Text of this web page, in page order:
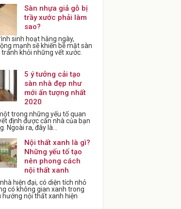
Sàn nhựa giả gỗ bị
trầy xước phải làm
sao?
sinh hoạt hằng ngày,
mạnh sẽ khiến bề mặt sàn
khỏi những vết xước.
5 ý tưởng cải tạo
sàn nhà đẹp như
mới ấn tượng nhất
2020
trong những yếu tố quan
định được căn nhà của bạn
Ngoài ra, đây là...
Nội thất xanh là gì?
Những yếu tố tạo
nên phong cách
nội thất xanh
hiện đại, có diện tích nhỏ
có không gian xanh trong
hướng nội thất xanh hiện